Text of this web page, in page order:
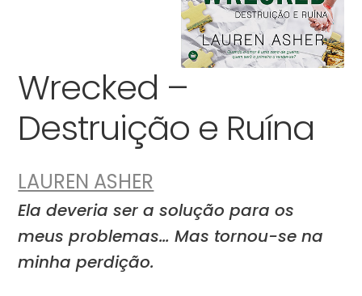
Wrecked –
Destruição e Ruína
LAUREN ASHER
Ela deveria ser a solução para os
meus problemas… Mas tornou-se na
minha perdição.